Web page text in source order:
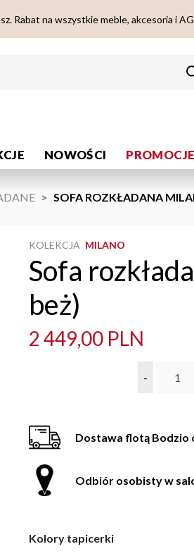
Rabat na wszystkie meble, akcesoria i
NOWOŚCI PROMOCJE
SOFA ROZKŁADANA
KOLEKCJA MILANO
Sofa
beż)
2 449,00 PLN
-
Dostawa flotą Bodzio
Odbiór osobisty w
Kolory tapicerki